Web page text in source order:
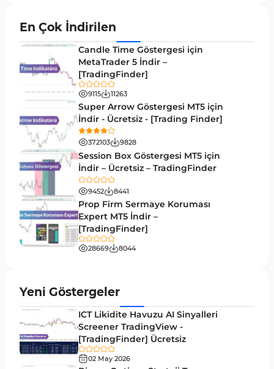
Binary Options MT5 Göstergeleri
M1-M5 Zaman Dilimleri MT5 Göstergeler
ICT MT5 Göstergeleri
MetaTrader 5 için VWAP Göstergeleri
Emtia MT5 Göstergeleri
MetaTrader 5’te Drawdown Göstergeleri
Pivot and Fraktallar MT5 Göstergeleri
Forward MT5 Göstergeleri
Elliott Dalga Teorisi MT5 Göstergeleri
Bantlar ve Kanallar MT5 Göstergeleri
Giriş ve Çıkış MT5 Göstergeleri
Hacim MT5 Göstergeleri
Gecikmeli MT5 Göstergeleri
En Çok İndirilen
Candle Time Göstergesi için
MetaTrader 5 İndir –
[TradingFinder]
9115 11263
Super Arrow Göstergesi MT5 için
İndir - Ücretsiz - [Trading Finder]
372103 9828
Session Box Göstergesi MT5 için
İndir – Ücretsiz – TradingFinder
9452 8441
Prop Firm Sermaye Koruması
Expert MT5 İndir –
[TradingFinder]
28669 8044
Yeni Göstergeler
ICT Likidite Havuzu AI Sinyalleri
Screener TradingView -
[TradingFinder] Ücretsiz
02 May 2026